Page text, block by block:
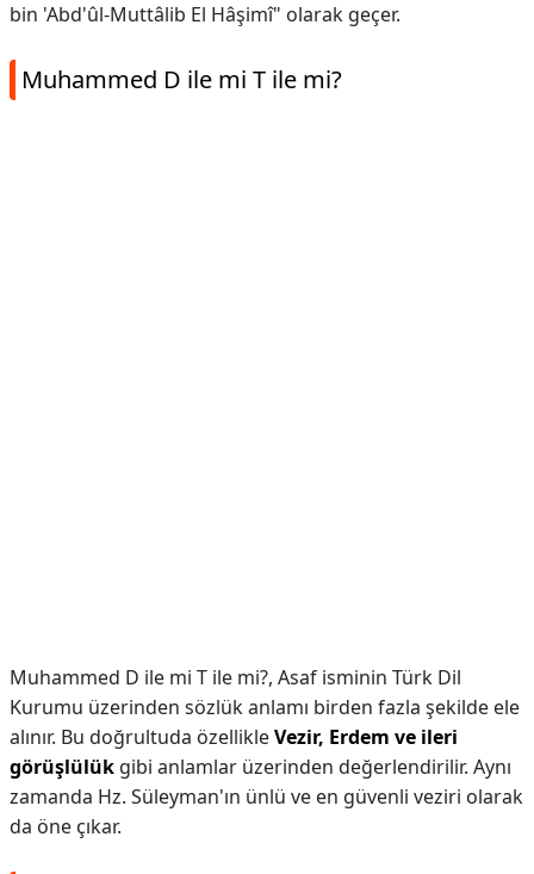
bin 'Abd'ûl-Muttâlib El Hâşimî" olarak geçer.
Muhammed D ile mi T ile mi?
Muhammed D ile mi T ile mi?, Asaf isminin Türk Dil
Kurumu üzerinden sözlük anlamı birden fazla şekilde ele
alınır. Bu doğrultuda özellikleVezir, Erdem ve ileri
görüşlülük gibi anlamlar üzerinden değerlendirilir. Aynı
zamanda Hz. Süleyman'ın ünlü ve en güvenli veziri olarak
da öne çıkar.